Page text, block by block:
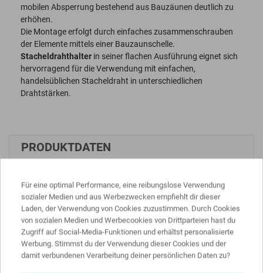
mobilen Absperrung bestehend aus Bauzäunen deutlich zu
erhöhen.
Die Montage erfolgt durch einfaches zusammenschrauben
der Elemente mittels einer Bauzaunschelle.
Stacheldrahthalter in seiner flachen Ausführung eignet sich
hervorragend für die Verwendung mit einfachen,
handelsüblichen Stacheldraht in unterschiedlichen
Drahtstärken.
PRODUKTDATEN
Länge ca. 50 cm
Gewicht ca. 1,3 kg
Werkstoff Stahl
Oberfläche feuerverzinkt
Für eine optimal Performance, eine reibungslose Verwendung
sozialer Medien und aus Werbezwecken empfiehlt dir dieser
Laden, der Verwendung von Cookies zuzustimmen. Durch Cookies
von sozialen Medien und Werbecookies von Drittparteien hast du
Zugriff auf Social-Media-Funktionen und erhältst personalisierte
Werbung. Stimmst du der Verwendung dieser Cookies und der
damit verbundenen Verarbeitung deiner persönlichen Daten zu?